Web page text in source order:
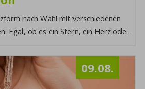
nach Wahl mit verschiedenen
Egal, ob es ein Stern, ein Herz oder
09.08.